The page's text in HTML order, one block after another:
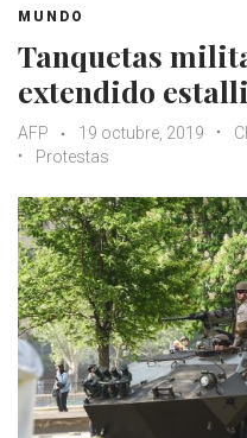
MUNDO
Tanquetas
extendido
AFP 19 octubre, 2019
Protestas